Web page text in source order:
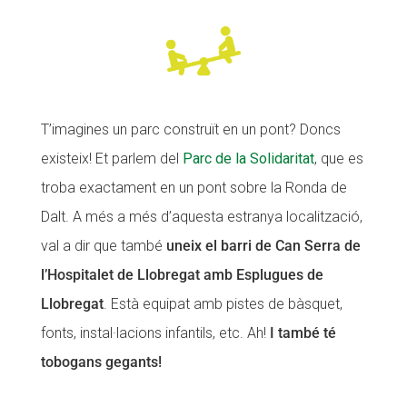
T’imagines un parc construït en un pont? Doncs
existeix! Et parlem del Parc de la Solidaritat, que es
troba exactament en un pont sobre la Ronda de
Dalt. A més a més d’aquesta estranya localització,
val a dir que també uneix el barri de Can Serra de
l’Hospitalet de Llobregat amb Esplugues de
Llobregat. Està equipat amb pistes de bàsquet,
fonts, instal·lacions infantils, etc. Ah! I també té
tobogans gegants!